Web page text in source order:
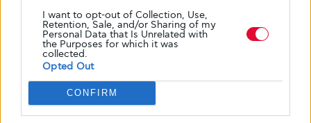
I want to opt-out of Collection, Use,
Retention, Sale, and/or Sharing of my
Personal Data that Is Unrelated with
the Purposes for which it was
collected.
Opted Out
CONFIRM
ΑΠΌ GLYKOULI 22 ΦΕΒΡΟΥΑΡΊΟΥ, 2019